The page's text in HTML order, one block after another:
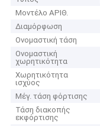
Μοντέλο ΑΡΙΘ.
Διαμόρφωση
Ονομαστική τάση
Ονομαστική
χωρητικότητα
Χωρητικότητα
ισχύος
Μέγ. τάση φόρτισης
Τάση διακοπής
εκφόρτισης